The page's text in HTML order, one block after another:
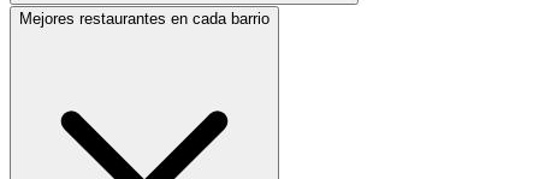
Mejores restaurantes en cada barrio